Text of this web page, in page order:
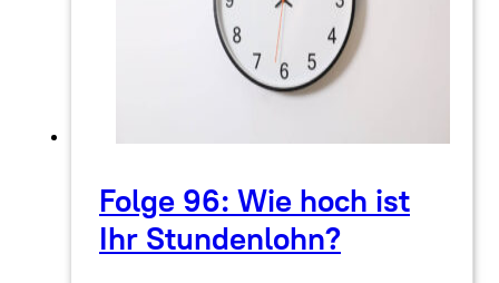
Folge 96: Wie hoch ist
Ihr Stundenlohn?